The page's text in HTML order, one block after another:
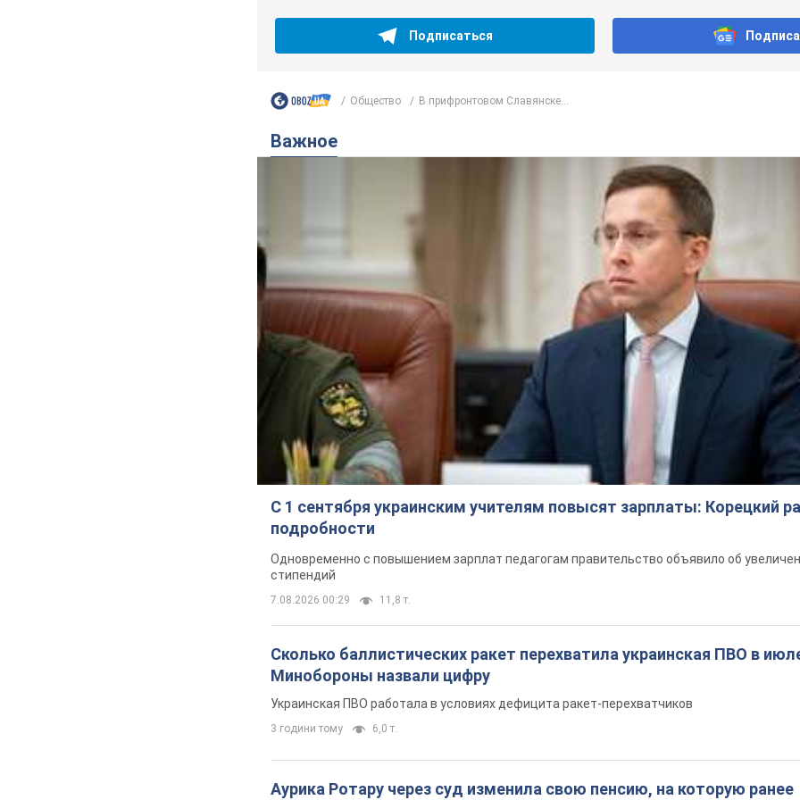
Подписаться
Общество В прифронтовом Славянске...
Важное
С 1 сентября украинским учителям повысят зарплаты: Корецкий
подробности
Одновременно с повышением зарплат педагогам правительство объявило об
стипендий
7.08.2026 00:29 11,8 т.
Сколько баллистических ракет перехватила украинская ПВО в
Минобороны назвали цифру
Украинская ПВО работала в условиях дефицита ракет-перехватчиков
3 години тому 6,0 т.
Аурика Ротару через суд изменила свою пенсию, на которую ранее